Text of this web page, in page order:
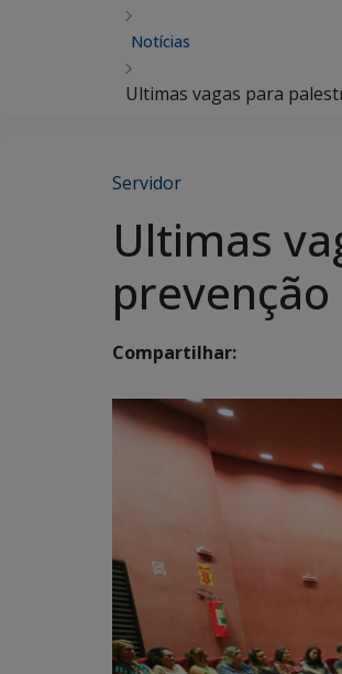
Notícias
Ultimas vagas para
Servidor
Ultimas
Compartilhar: